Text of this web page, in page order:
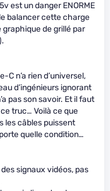
est un danger ENORME
balancer cette charge
graphique de grillé par
C n’a rien d’universel,
d’ingénieurs ignorant
pas son savoir. Et il faut
truc… Voilà ce que
les câbles puissent
quelle condition…
signaux vidéos, pas